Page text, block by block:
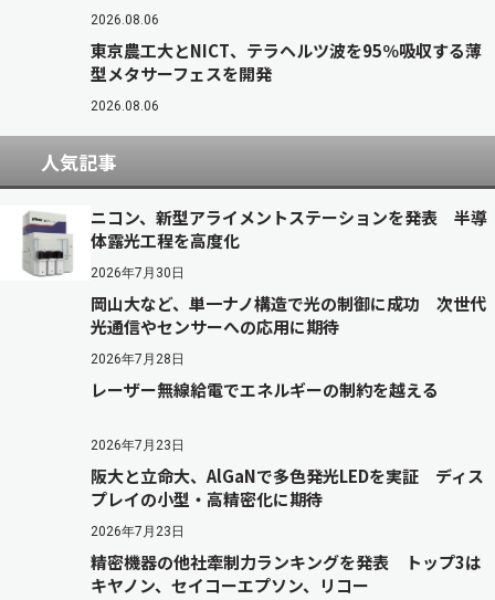
2026.08.06
東京農工大とNICT、テラヘルツ波を95％吸収する薄
型メタサーフェスを開発
2026.08.06
人気記事
ニコン、新型アライメントステーションを発表 半導
体露光工程を高度化
2026年7月30日
岡山大など、単一ナノ構造で光の制御に成功 次世代
光通信やセンサーへの応用に期待
2026年7月28日
レーザー無線給電でエネルギーの制約を越える
2026年7月23日
阪大と立命大、AlGaNで多色発光LEDを実証 ディス
プレイの小型・高精密化に期待
2026年7月23日
精密機器の他社牽制力ランキングを発表 トップ3は
キヤノン、セイコーエプソン、リコー